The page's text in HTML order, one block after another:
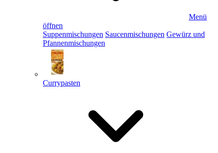
Menü
öffnen
Suppenmischungen Saucenmischungen Gewürz und
Pfannenmischungen
Currypasten